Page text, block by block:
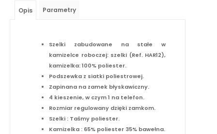
Opis Parametry
Szelki zabudowane na stałe w
kamizelce roboczej: szelki (Ref. HAR12),
kamizelka: 100% poliester.
Podszewka z siatki poliestrowej.
Zapinana na zamek błyskawiczny.
4 kieszenie, w czym 1 na telefon.
Rozmiar regulowany dzięki zamkom.
Szelki : Taśmy poliester.
Kamizelka : 65% poliester 35% bawełna.